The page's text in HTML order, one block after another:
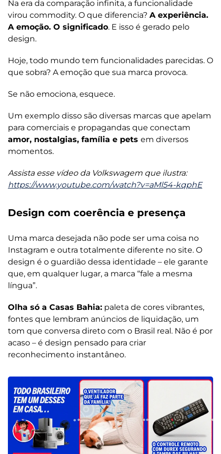
Na era da comparação infinita, a funcionalidade
virou commodity. O que diferencia? A experiência.
A emoção. O significado. E isso é gerado pelo
design.
Hoje, todo mundo tem funcionalidades parecidas. O
que sobra? A emoção que sua marca provoca.
Se não emociona, esquece.
Um exemplo disso são diversas marcas que apelam
para comerciais e propagandas que conectam
amor, nostalgias, família e pets em diversos
momentos.
Assista esse vídeo da Volkswagem que ilustra:
https://www.youtube.com/watch?v=aMl54-kqphE
Design com coerência e presença
Uma marca desejada não pode ser uma coisa no
Instagram e outra totalmente diferente no site. O
design é o guardião dessa identidade – ele garante
que, em qualquer lugar, a marca “fale a mesma
língua”.
Olha só a Casas Bahia: paleta de cores vibrantes,
fontes que lembram anúncios de liquidação, um
tom que conversa direto com o Brasil real. Não é por
acaso – é design pensado para criar
reconhecimento instantâneo.